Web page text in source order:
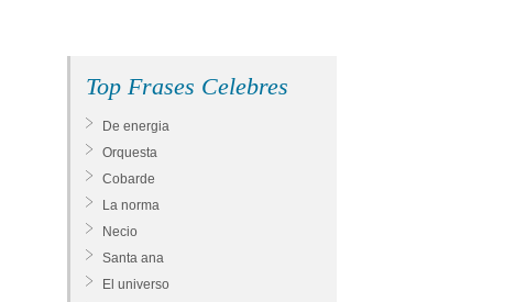
Top Frases Celebres
De energia
Orquesta
Cobarde
La norma
Necio
Santa ana
El universo